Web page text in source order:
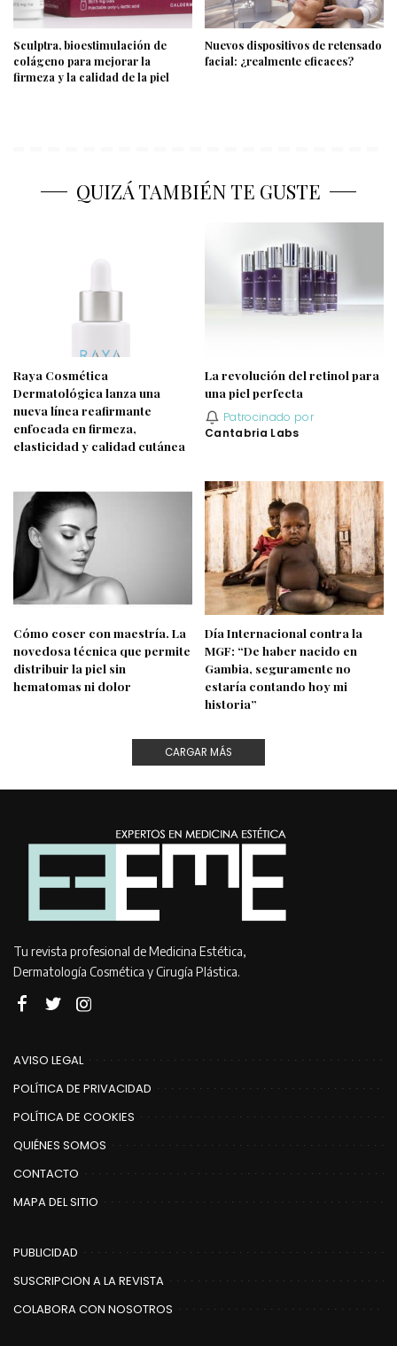
Sculptra, bioestimulación de
colágeno para mejorar la
firmeza y la calidad de la piel
Nuevos dispositivos de retensado
facial: ¿realmente eficaces?
QUIZÁ TAMBIÉN TE GUSTE
Raya Cosmética
Dermatológica lanza una
nueva línea reafirmante
enfocada en firmeza,
elasticidad y calidad cutánea
La revolución del retinol para
una piel perfecta
Patrocinado por
Cantabria Labs
Cómo coser con maestría. La
novedosa técnica que permite
distribuir la piel sin
hematomas ni dolor
Día Internacional contra la
MGF: “De haber nacido en
Gambia, seguramente no
estaría contando hoy mi
historia”
CARGAR MÁS
Tu revista profesional de Medicina Estética,
Dermatología Cosmética y Cirugía Plástica.
AVISO LEGAL
POLÍTICA DE PRIVACIDAD
POLÍTICA DE COOKIES
QUIÉNES SOMOS
CONTACTO
MAPA DEL SITIO
PUBLICIDAD
SUSCRIPCION A LA REVISTA
COLABORA CON NOSOTROS